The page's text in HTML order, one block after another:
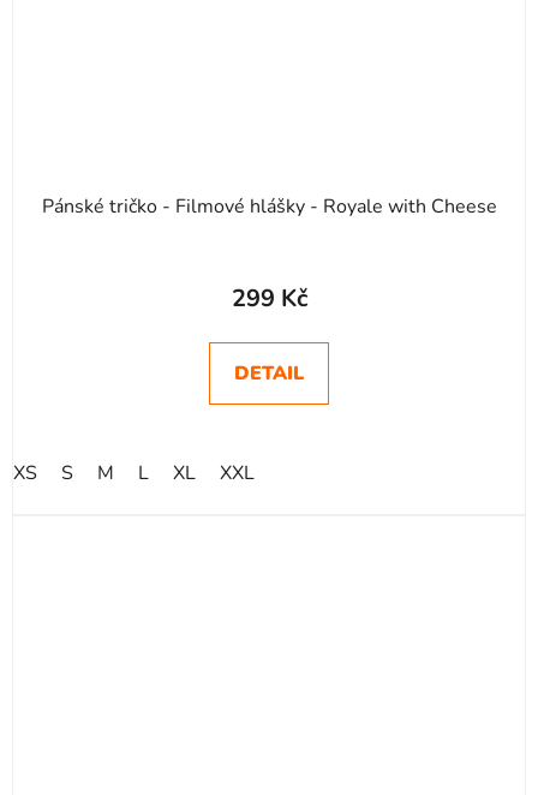
Pánské tričko - Filmové hlášky - Royale with Cheese
299 Kč
DETAIL
XS S M L XL XXL